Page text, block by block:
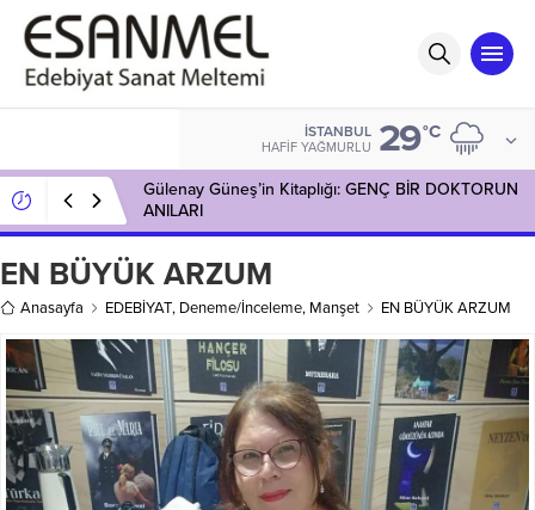
İSTANBUL
HAFIF YAĞMURLU 29°C
Gülenay Güneş’in Kitaplığı: GENÇ BİR DOKTORUN
ANILARI
EN BÜYÜK ARZUM
Anasayfa EDEBİYAT, Deneme/İnceleme, Manşet EN BÜYÜK ARZUM